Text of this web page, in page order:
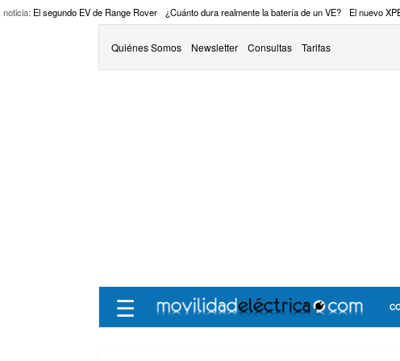
noticia: El segundo EV de Range Rover ¿Cuánto dura realmente la batería de un VE? El nuevo
Quiénes Somos Newsletter Consultas Tarifas
☰